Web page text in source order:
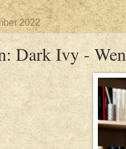
2022
Dark Ivy -